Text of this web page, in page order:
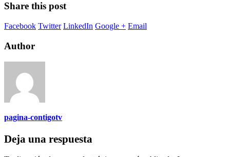
Share this post
Facebook Twitter LinkedIn Google + Email
Author
pagina-contigotv
Deja una respuesta